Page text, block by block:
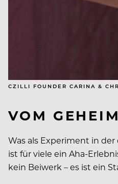
CZILLI FOUNDER CARINA &
VOM
Was als Experiment in
ist für viele ein Aha-
kein Beiwerk – es ist ein